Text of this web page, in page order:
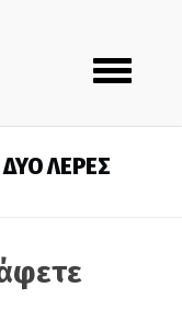
Toggle
navigation
ΔΥΟ ΛΕΡΕΣ